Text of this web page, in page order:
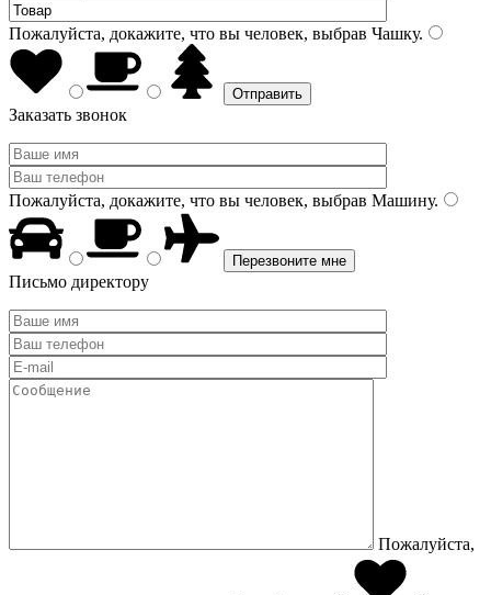
Пожалуйста, докажите, что вы человек, выбрав Чашку.
Заказать звонок
Пожалуйста, докажите, что вы человек, выбрав Машину.
Письмо директору
Пожалуйста,